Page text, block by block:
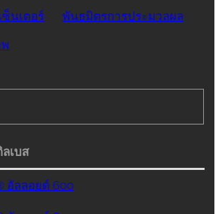
ซ็นเตอร์ พันธมิตรการประมวลผล
เบส
อัลลอยด์ 600